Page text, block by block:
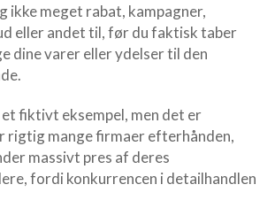
ikke meget rabat, kampagner,
eller andet til, før du faktisk taber
dine varer eller ydelser til den
fiktivt eksempel, men det er
rigtig mange firmaer efterhånden,
massivt pres af deres
fordi konkurrencen i detailhandlen